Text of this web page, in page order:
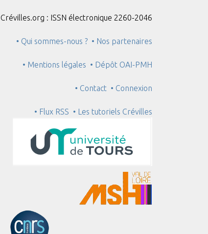
Crévilles.org : ISSN électronique 2260-2046
• Qui sommes-nous ? • Nos partenaires
• Mentions légales • Dépôt OAI-PMH
• Contact • Connexion
• Flux RSS • Les tutoriels Crévilles